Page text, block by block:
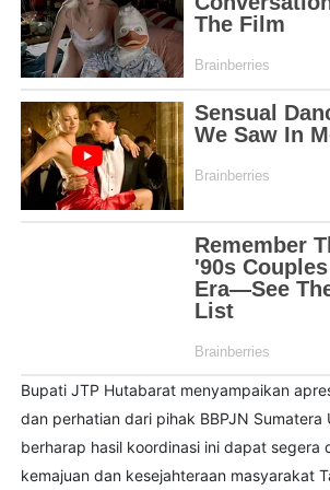
Bupati JTP Hutabarat menyampaikan
dan perhatian dari pihak BBPJN Sumatera
berharap hasil koordinasi ini dapat segera
kemajuan dan kesejahteraan masyarakat